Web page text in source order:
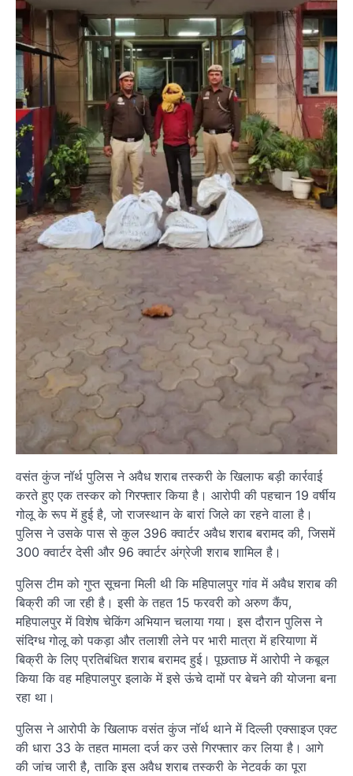
वसंत कुंज नॉर्थ पुलिस ने अवैध शराब तस्करी के खिलाफ बड़ी कार्रवाई
करते हुए एक तस्कर को गिरफ्तार किया है। आरोपी की पहचान 19 वर्षीय
गोलू के रूप में हुई है, जो राजस्थान के बारां जिले का रहने वाला है।
पुलिस ने उसके पास से कुल 396 क्वार्टर अवैध शराब बरामद की, जिसमें
300 क्वार्टर देसी और 96 क्वार्टर अंग्रेजी शराब शामिल है।
पुलिस टीम को गुप्त सूचना मिली थी कि महिपालपुर गांव में अवैध शराब की
बिक्री की जा रही है। इसी के तहत 15 फरवरी को अरुण कैंप,
महिपालपुर में विशेष चेकिंग अभियान चलाया गया। इस दौरान पुलिस ने
संदिग्ध गोलू को पकड़ा और तलाशी लेने पर भारी मात्रा में हरियाणा में
बिक्री के लिए प्रतिबंधित शराब बरामद हुई। पूछताछ में आरोपी ने कबूल
किया कि वह महिपालपुर इलाके में इसे ऊंचे दामों पर बेचने की योजना बना
रहा था।
पुलिस ने आरोपी के खिलाफ वसंत कुंज नॉर्थ थाने में दिल्ली एक्साइज एक्ट
की धारा 33 के तहत मामला दर्ज कर उसे गिरफ्तार कर लिया है। आगे
की जांच जारी है, ताकि इस अवैध शराब तस्करी के नेटवर्क का पूरा